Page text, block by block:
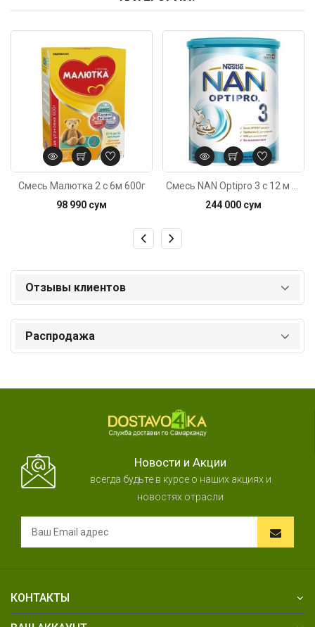
Смесь Малютка 2 с 6м 600г
98 990 сум
244 000 сум
Код: 3215
Отзывы клиентов
Распродажа
Новости и Акции
всегда будьте в курсе о наших акциях и
новостях отрасли
КОНТАКТЫ